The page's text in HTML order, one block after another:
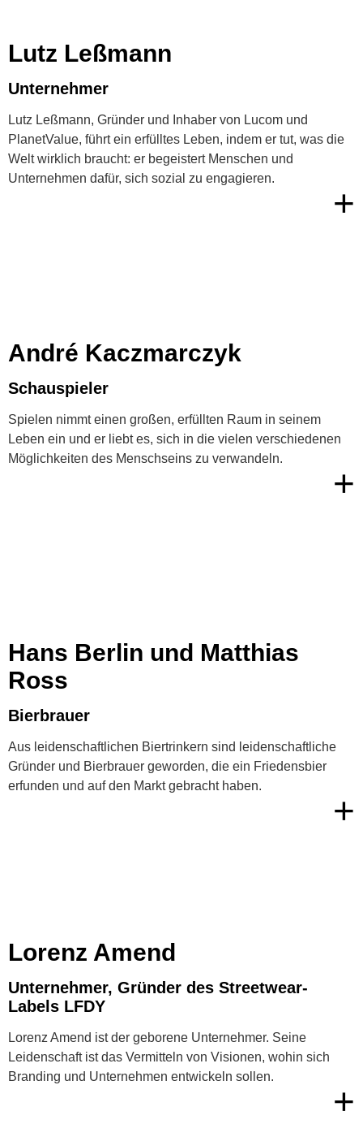
Lutz Leßmann
Unternehmer
Lutz Leßmann, Gründer und Inhaber von Lucom und
PlanetValue, führt ein erfülltes Leben, indem er tut, was die
Welt wirklich braucht: er begeistert Menschen und
Unternehmen dafür, sich sozial zu engagieren.
+
André Kaczmarczyk
Schauspieler
Spielen nimmt einen großen, erfüllten Raum in seinem
Leben ein und er liebt es, sich in die vielen verschiedenen
Möglichkeiten des Menschseins zu verwandeln.
+
Hans Berlin und Matthias
Ross
Bierbrauer
Aus leidenschaftlichen Biertrinkern sind leidenschaftliche
Gründer und Bierbrauer geworden, die ein Friedensbier
erfunden und auf den Markt gebracht haben.
+
Lorenz Amend
Unternehmer, Gründer des Streetwear-
Labels LFDY
Lorenz Amend ist der geborene Unternehmer. Seine
Leidenschaft ist das Vermitteln von Visionen, wohin sich
Branding und Unternehmen entwickeln sollen.
+